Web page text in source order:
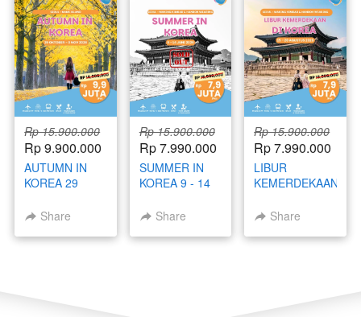
Rp 15.900.000
Rp 9.900.000
AUTUMN IN
KOREA 29
NOVEMBER
Share
Rp 15.900.000
Rp 7.990.000
SUMMER IN
KOREA 9 - 14
Share
Rp 15.900.000
Rp 7.990.000
LIBUR
KEMERDEKAAN
20 AGUSTUS
Share